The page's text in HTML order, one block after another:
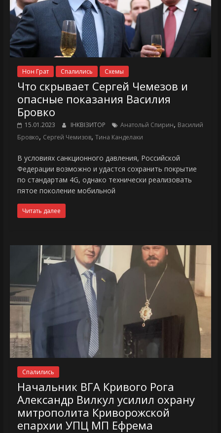
Нон Грат Спалились Схемы
Что скрывает Сергей Чемезов и
опасные показания Василия
Бровко
15.01.2023 ІНКВІЗИТОР Анатольй Спирин, Василий
Бровко, Сергей Чемизов, Тина Канделаки
В условиях санкционного давления, Российской
Федерации возможно и удастся сохранить покрытие
по стандартам 4G, однако технически реализовать
пятое поколение мобильной
Читать далее
Спалились
Начальник ВГА Кривого Рога
Александр Вилкул усилил охрану
митрополита Криворожской
епархии УПЦ МП Ефрема